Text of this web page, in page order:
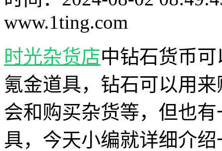
www.1ting.com
时光杂货店中钻石货币
氪金道具，钻石可以用
会和购买杂货等，但也
具，今天小编就详细介